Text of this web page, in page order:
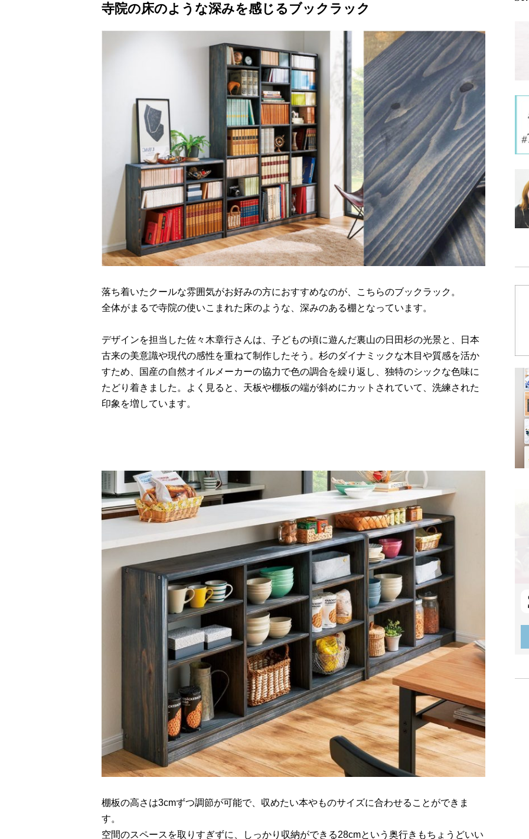
寺院の床のような深みを感じるブックラック
落ち着いたクールな雰囲気がお好みの方におすすめなのが、こちらのブックラック。
全体がまるで寺院の使いこまれた床のような、深みのある棚となっています。
デザインを担当した佐々木章行さんは、子どもの頃に遊んだ裏山の日田杉の光景と、日本
古来の美意識や現代の感性を重ねて制作したそう。杉のダイナミックな木目や質感を活か
すため、国産の自然オイルメーカーの協力で色の調合を繰り返し、独特のシックな色味に
たどり着きました。よく見ると、天板や棚板の端が斜めにカットされていて、洗練された
印象を増しています。
棚板の高さは3cmずつ調節が可能で、収めたい本やものサイズに合わせることができま
す。
空間のスペースを取りすぎずに、しっかり収納ができる28cmという奥行きもちょうどいい